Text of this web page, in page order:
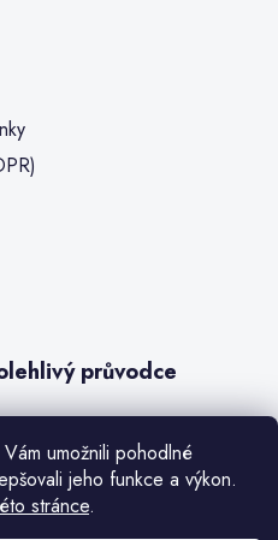
umožnili pohodlné
jeho funkce a výkon.
stránce.
průvodce
neboli papiňáku